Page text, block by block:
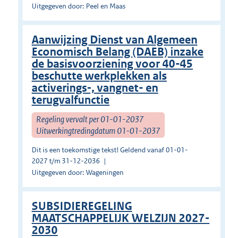
Uitgegeven door: Peel en Maas
Aanwijzing Dienst van Algemeen
Economisch Belang (DAEB) inzake
de basisvoorziening voor 40-45
beschutte werkplekken als
activerings-, vangnet- en
terugvalfunctie
Regeling vervalt per 01-01-2037
Uitwerkingtredingdatum 01-01-2037
Dit is een toekomstige tekst! Geldend vanaf 01-01-
2027 t/m 31-12-2036
Uitgegeven door: Wageningen
SUBSIDIEREGELING
MAATSCHAPPELIJK WELZIJN 2027-
2030